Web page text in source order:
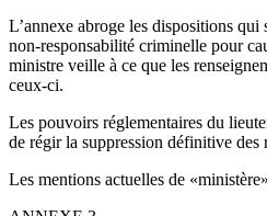
L’annexe abroge les dispositions
non-responsabilité criminelle pour
ministre veille à ce que les
ceux-ci.
Les pouvoirs réglementaires du
de régir la suppression définitive des
Les mentions actuelles de